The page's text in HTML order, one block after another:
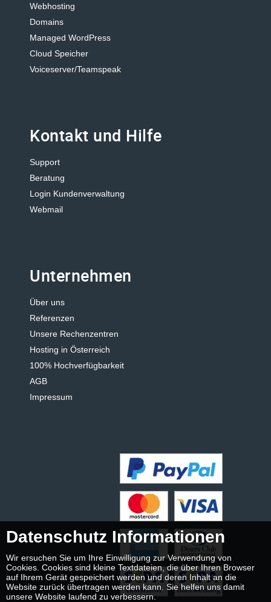
Webhosting
Domains
Managed WordPress
Cloud Speicher
Voiceserver/Teamspeak
Kontakt und Hilfe
Support
Beratung
Login Kundenverwaltung
Webmail
Unternehmen
Über uns
Referenzen
Unsere Rechenzentren
Hosting in Österreich
100% Hochverfügbarkeit
AGB
Impressum
Datenschutz Informationen
Wir ersuchen Sie um Ihre Einwilligung zur Verwendung von
Cookies. Cookies sind kleine Textdateien, die über Ihren Browser
auf Ihrem Gerät gespeichert werden und deren Inhalt an die
Website zurück übertragen werden kann. Sie helfen uns damit
unsere Website laufend zu verbessern.